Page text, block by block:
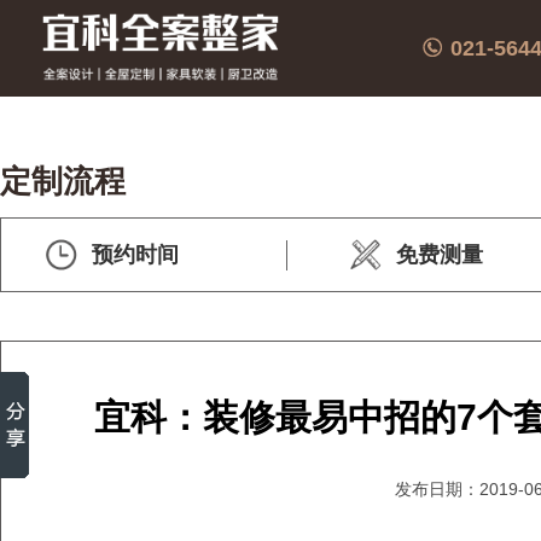
021-
定制流程
预约时间 免费测量
宜科：装修最易中招的7个
发布日期：2019-